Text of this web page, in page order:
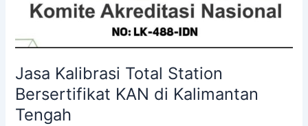
Jasa Kalibrasi Total Station
Bersertifikat KAN di Kalimantan
Tengah